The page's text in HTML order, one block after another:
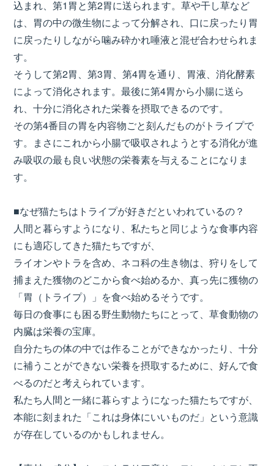
込まれ、第1胃と第2胃に送られます。草や干し草など
は、胃の中の微生物によって分解され、口に戻ったり胃
に戻ったりしながら噛み砕かれ唾液と混ぜ合わせられま
す。
そうして第2胃、第3胃、第4胃を通り、胃液、消化酵素
によって消化されます。最後に第4胃から小腸に送ら
れ、十分に消化された栄養を摂取できるのです。
その第4番目の胃を内容物ごと刻んだものがトライプで
す。まさにこれから小腸で吸収されようとする消化が進
み吸収の最も良い状態の栄養素を与えることになりま
す。
■なぜ猫たちはトライプが好きだといわれているの？
人間と暮らすようになり、私たちと同じような食事内容
にも適応してきた猫たちですが、
ライオンやトラを含め、ネコ科の生き物は、狩りをして
捕まえた獲物のどこから食べ始めるか、真っ先に獲物の
「胃（トライプ）」を食べ始めるそうです。
毎日の食事にも困る野生動物たちにとって、草食動物の
内臓は栄養の宝庫。
自分たちの体の中では作ることができなかったり、十分
に補うことができない栄養を摂取するために、好んで食
べるのだと考えられています。
私たち人間と一緒に暮らすようになった猫たちですが、
本能に刻まれた「これは身体にいいものだ」という意識
が存在しているのかもしれません。